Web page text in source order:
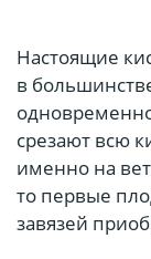
Настоящие
в
срезают всю
именно на
то первые
завязей